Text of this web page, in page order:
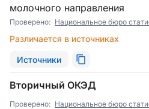
молочного направления
Проверено: Национальное бюро
Различается в источниках
Источники
Вторичный ОКЭД
Проверено: Национальное бюро